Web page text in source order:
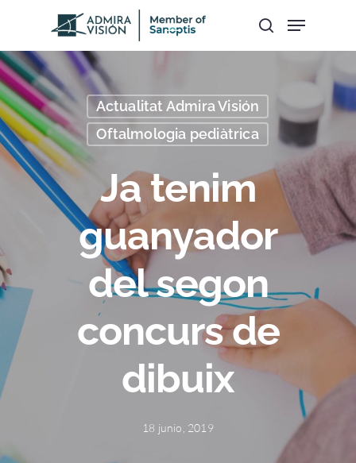
Hit enter to search or ESC to close
Actualitat Admira Visión
Oftalmologia pediàtrica
Ja tenim
guanyador
del segon
concurs de
dibuix
18 junio, 2019